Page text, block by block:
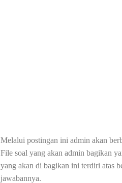
Melalui postingan ini admin akan
File soal yang akan admin bagikan
yang akan di bagikan ini terdiri atas
jawabannya.